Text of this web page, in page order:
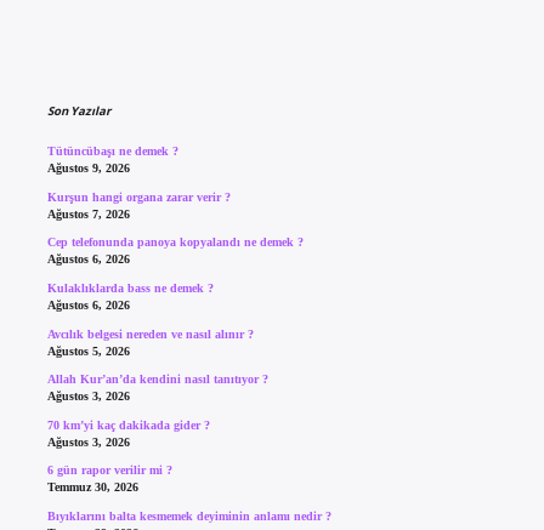
Son Yazılar
Tütüncübaşı ne demek ?
Ağustos 9, 2026
Kurşun hangi organa zarar verir ?
Ağustos 7, 2026
Cep telefonunda panoya kopyalandı ne demek ?
Ağustos 6, 2026
Kulaklıklarda bass ne demek ?
Ağustos 6, 2026
Avcılık belgesi nereden ve nasıl alınır ?
Ağustos 5, 2026
Allah Kur’an’da kendini nasıl tanıtıyor ?
Ağustos 3, 2026
70 km’yi kaç dakikada gider ?
Ağustos 3, 2026
6 gün rapor verilir mi ?
Temmuz 30, 2026
Bıyıklarını balta kesmemek deyiminin anlamı nedir ?